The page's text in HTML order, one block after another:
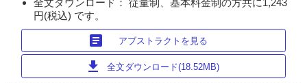
全文ダウンロード： 従量制、基本料金制の方共に1,243
円(税込) です。
article アブストラクトを見る
download 全文ダウンロード(18.52MB)